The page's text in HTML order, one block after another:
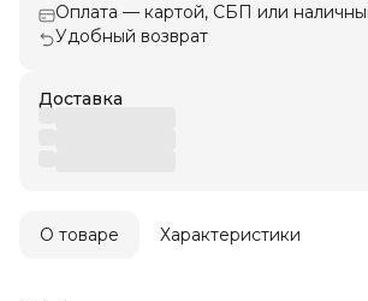
Оплата — картой, СБП или
Удобный возврат
Доставка
О товаре Характеристики